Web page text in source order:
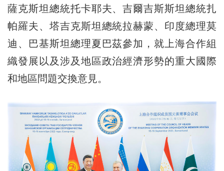
薩克斯坦總統托卡耶夫、吉爾吉斯斯坦總統扎
帕羅夫、塔吉克斯坦總統拉赫蒙、印度總理莫
迪、巴基斯坦總理夏巴茲參加，就上海合作組
織發展以及涉及地區政治經濟形勢的重大國際
和地區問題交換意見。